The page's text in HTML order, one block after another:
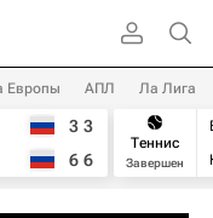
Европы АПЛ Ла Лига
3 3
6 6
Теннис
Завершен